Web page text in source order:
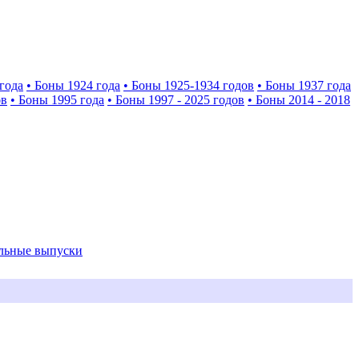
• Боны 1924 года • Боны 1925-1934 годов • Боны 1937 года
• Боны 1995 года • Боны 1997 - 2025 годов • Боны 2014 - 2018
выпуски